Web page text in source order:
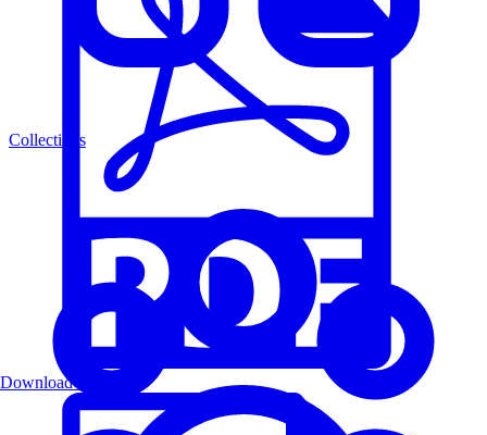
Collections
Download PDF